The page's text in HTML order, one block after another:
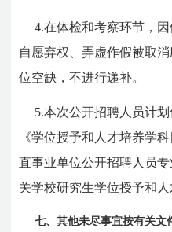
4.在体检和考察环节，
自愿弃权、弄虚作假被取
位空缺，不进行递补。
5.本次公开招聘人员计
《学位授予和人才培养学
直事业单位公开招聘人员
关学校研究生学位授予和人
七、其他未尽事宜按有关文